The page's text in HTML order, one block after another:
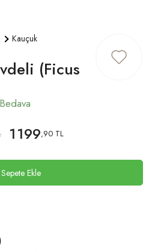
Kauçuk
(Ficus
1199,90 TL
Sepete Ekle